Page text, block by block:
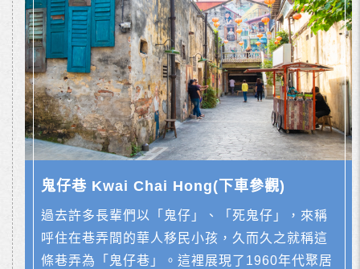
鬼仔巷 Kwai Chai Hong(下車參觀)
過去許多長輩們以「鬼仔」、「死鬼仔」，來稱
呼住在巷弄間的華人移民小孩，久而久之就稱這
條巷弄為「鬼仔巷」。這裡展現了1960年代聚居